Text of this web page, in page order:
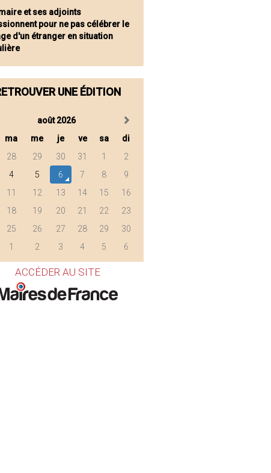
et ses adjoints
pour ne pas célébrer le
d'un étranger en situation
UNE ÉDITION
août 2026
ma me je ve sa
di
28 29 30 31 1
2
4 5 6 7 8
9
11 12 13 14 15
16
18 19 20 21 22
23
25 26 27 28 29
30
1 2 3 4 5 6
ACCÉDER AU SITE